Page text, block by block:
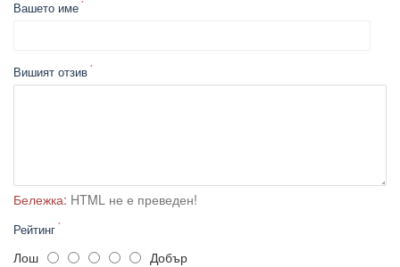
Вашето име
Вишият отзив
Бележка: HTML не е преведен!
Рейтинг
Лош Добър